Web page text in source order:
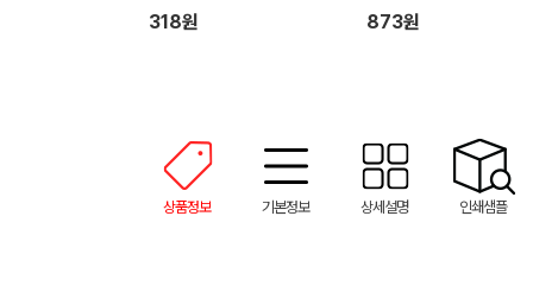
318원 873원
상품정보 기본정보 상세설명 인쇄샘플